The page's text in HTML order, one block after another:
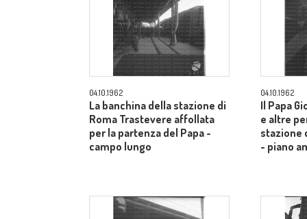
04.10.1962
La banchina della stazione di
Roma Trastevere affollata
per la partenza del Papa -
campo lungo
04.10.1962
Il Papa
e altre
stazione
- piano